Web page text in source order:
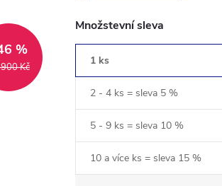
Kč
%
Množstevní sleva
1 ks
2 - 4 ks = sleva 5 %
5 - 9 ks = sleva 10 %
10 a více ks = sleva 15 %